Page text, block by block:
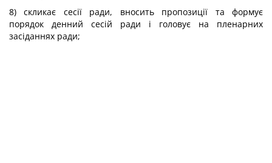
8) скликає сесії ради, вносить пропозиції та формує
порядок денний сесій ради і головує на пленарних
засіданнях ради;